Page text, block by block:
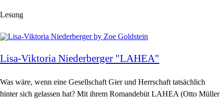
Lesung
Lisa-Viktoria Niederberger "LAHEA"
Was wäre, wenn eine Gesellschaft Gier und Herrschaft tatsächlich
hinter sich gelassen hat? Mit ihrem Romandebüt LAHEA (Otto Müller